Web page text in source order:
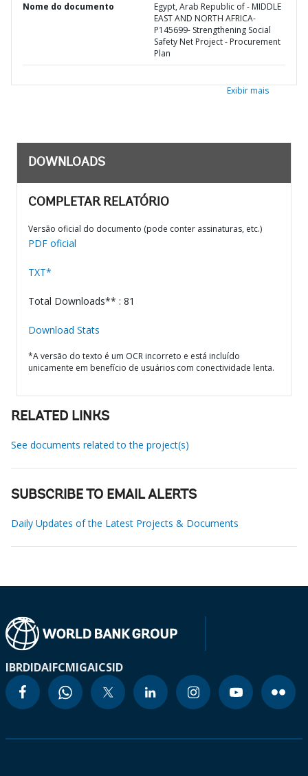
Nome do documento
Egypt, Arab Republic of - MIDDLE
EAST AND NORTH AFRICA-
P145699- Strengthening Social
Safety Net Project - Procurement
Plan
Exibir mais
DOWNLOADS
COMPLETAR RELATÓRIO
Versão oficial do documento (pode conter assinaturas, etc.)
PDF oficial
TXT*
Total Downloads** : 81
Download Stats
*A versão do texto é um OCR incorreto e está incluído
unicamente em benefício de usuários com conectividade lenta.
RELATED LINKS
See documents related to the project(s)
SUBSCRIBE TO EMAIL ALERTS
Daily Updates of the Latest Projects & Documents
IBRDIDAIFCMIGAICSID